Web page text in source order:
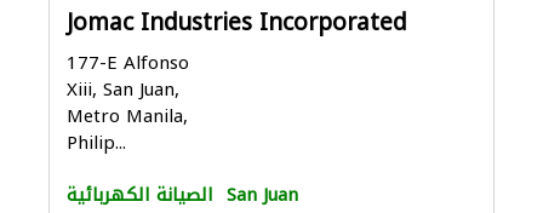
Jomac Industries Incorporated
177-E Alfonso
Xiii, San Juan,
Metro Manila,
Philip...
الصيانة الكهربائية San Juan